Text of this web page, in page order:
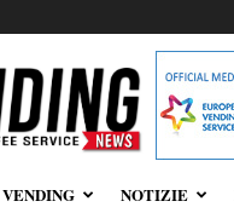
Vendingnews.it
NOTIZIE